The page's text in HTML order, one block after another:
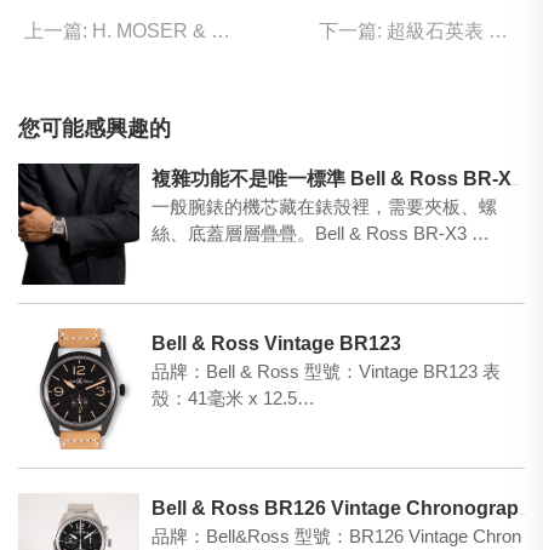
上一篇: H. MOSER & CIE. 夜光無比燦爛！ 下一篇: 超級石英表 比石英表精準10倍
您可能感興趣的
一般腕錶的機芯藏在錶殼裡，需要夾板、螺
絲、底蓋層層疊疊。Bell & Ross BR-X3 …
Bell & Ross Vintage BR123
品牌：Bell & Ross 型號：Vintage BR123 表
殼：41毫米 x 12.5…
品牌：Bell&Ross 型號：BR126 Vintage Chron